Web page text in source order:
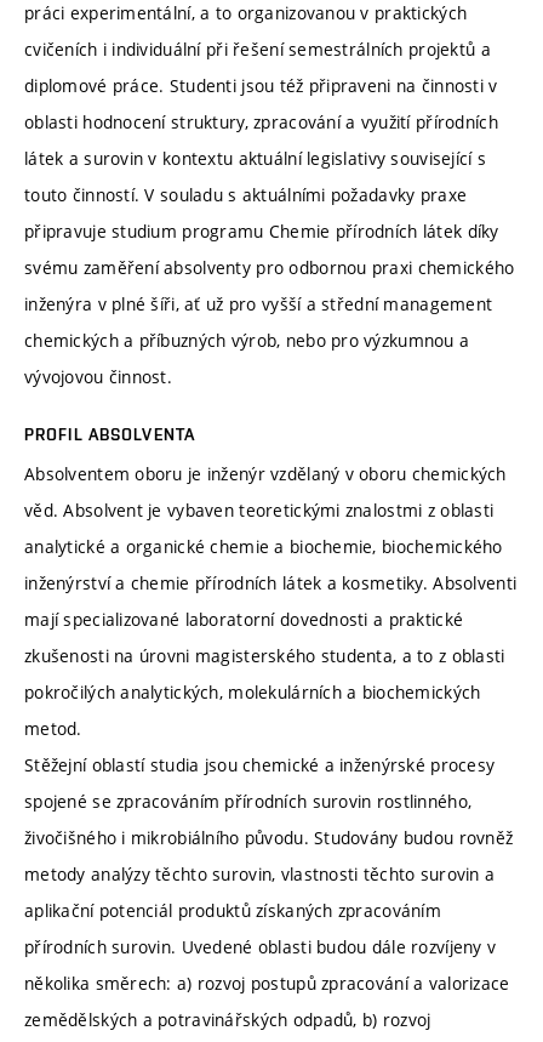
práci experimentální, a to organizovanou v praktických
cvičeních i individuální při řešení semestrálních projektů a
diplomové práce. Studenti jsou též připraveni na činnosti v
oblasti hodnocení struktury, zpracování a využití přírodních
látek a surovin v kontextu aktuální legislativy související s
touto činností. V souladu s aktuálními požadavky praxe
připravuje studium programu Chemie přírodních látek díky
svému zaměření absolventy pro odbornou praxi chemického
inženýra v plné šíři, ať už pro vyšší a střední management
chemických a příbuzných výrob, nebo pro výzkumnou a
vývojovou činnost.
PROFIL ABSOLVENTA
Absolventem oboru je inženýr vzdělaný v oboru chemických
věd. Absolvent je vybaven teoretickými znalostmi z oblasti
analytické a organické chemie a biochemie, biochemického
inženýrství a chemie přírodních látek a kosmetiky. Absolventi
mají specializované laboratorní dovednosti a praktické
zkušenosti na úrovni magisterského studenta, a to z oblasti
pokročilých analytických, molekulárních a biochemických
metod.
Stěžejní oblastí studia jsou chemické a inženýrské procesy
spojené se zpracováním přírodních surovin rostlinného,
živočišného i mikrobiálního původu. Studovány budou rovněž
metody analýzy těchto surovin, vlastnosti těchto surovin a
aplikační potenciál produktů získaných zpracováním
přírodních surovin. Uvedené oblasti budou dále rozvíjeny v
několika směrech: a) rozvoj postupů zpracování a valorizace
zemědělských a potravinářských odpadů, b) rozvoj